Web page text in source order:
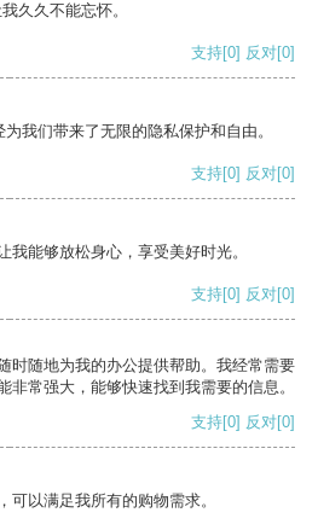
久久不能忘怀。
支持[0] 反对[0]
我们带来了无限的隐私保护和自由。
支持[0] 反对[0]
我能够放松身心，享受美好时光。
支持[0] 反对[0]
时随地为我的办公提供帮助。我经常需要
非常强大，能够快速找到我需要的信息。
支持[0] 反对[0]
可以满足我所有的购物需求。